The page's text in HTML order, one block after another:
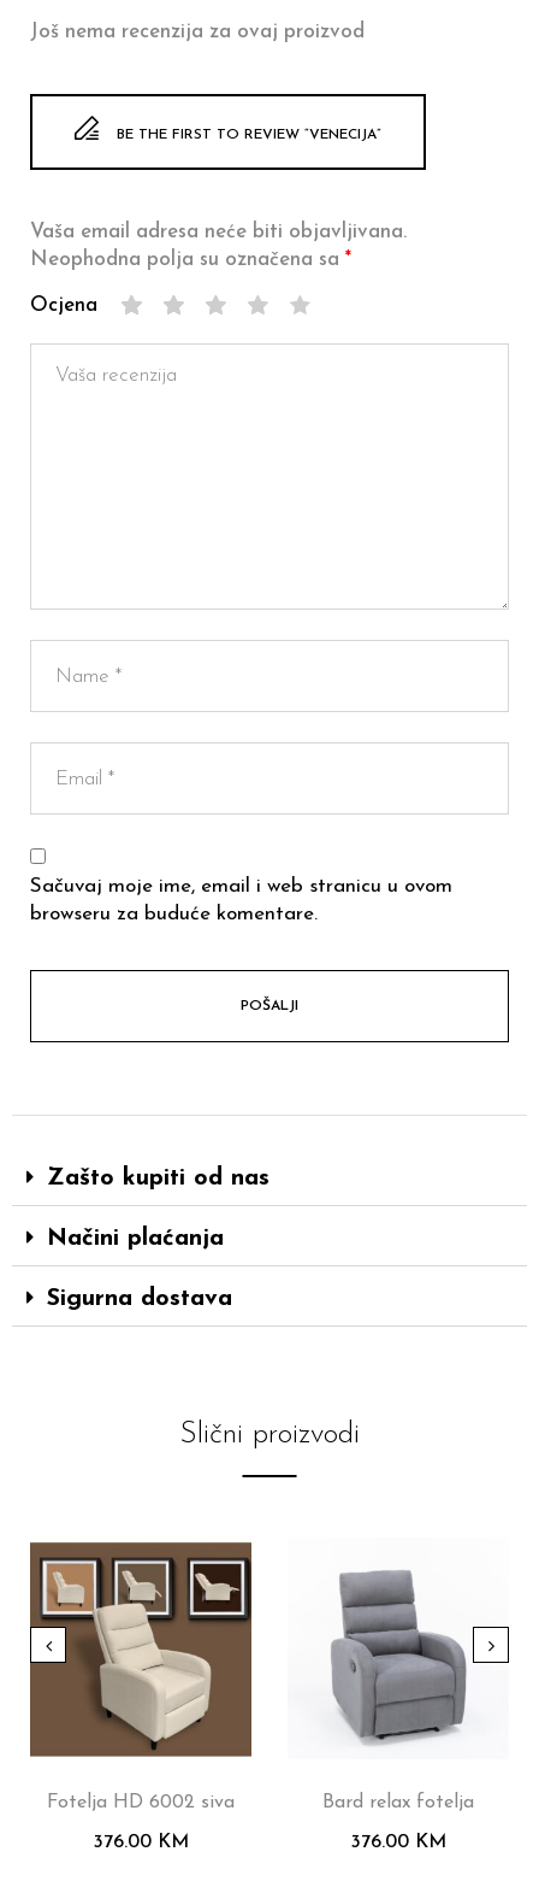
Još nema recenzija za ovaj proizvod
BE THE FIRST TO REVIEW “VENECIJA”
Vaša email adresa neće biti objavljivana.
Neophodna polja su označena sa *
Ocjena
Sačuvaj moje ime, email i web stranicu u ovom
browseru za buduće komentare.
Zašto kupiti od nas
Načini plaćanja
Sigurna dostava
Slični proizvodi
Fotelja HD 6002 siva
376.00 KM
Bard relax fotelja
376.00 KM